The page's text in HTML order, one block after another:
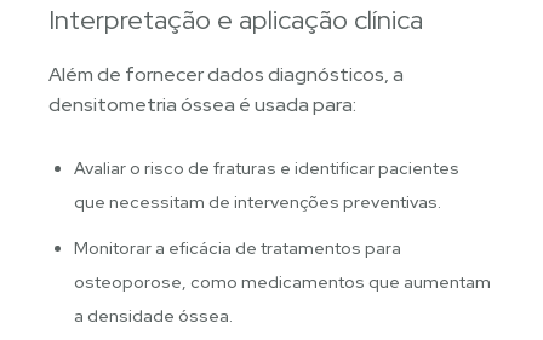
Interpretação e aplicação clínica
Além de fornecer dados diagnósticos, a
densitometria óssea é usada para:
Avaliar o risco de fraturas e identificar pacientes
que necessitam de intervenções preventivas.
Monitorar a eficácia de tratamentos para
osteoporose, como medicamentos que aumentam
a densidade óssea.